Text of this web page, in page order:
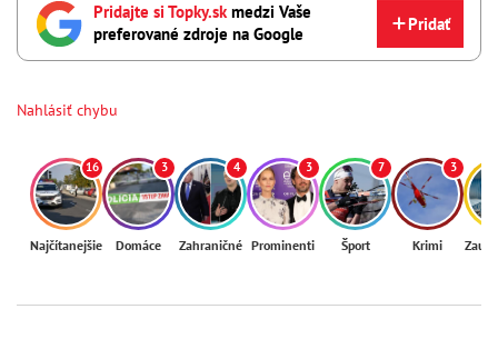
Pridajte si Topky.skmedzi Vaše
preferované zdroje na Google
Pridať
Nahlásiť chybu
16
Najčítanejšie
3
Domáce
4
Zahraničné
3
Prominenti
7
Šport
3
Krimi